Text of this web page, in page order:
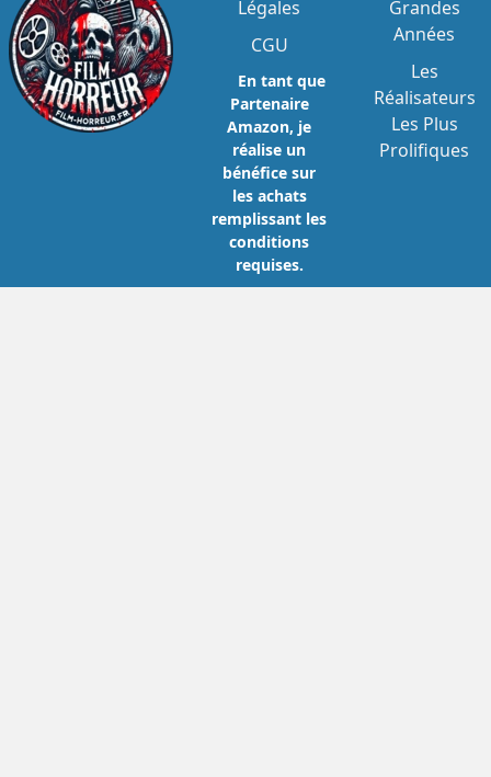
Légales
CGU
En tant que
Partenaire
Amazon, je
réalise un
bénéfice sur
les achats
remplissant les
conditions
requises.
Grandes
Années
Les
Réalisateurs
Les Plus
Prolifiques